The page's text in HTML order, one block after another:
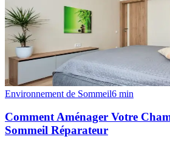
Environnement de Sommeil6 min
Comment Aménager Votre
Sommeil Réparateur